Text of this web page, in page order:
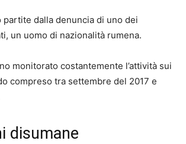
partite dalla denuncia di uno dei
un uomo di nazionalità rumena.
monitorato costantemente l’attività sui
compreso tra settembre del 2017 e
disumane